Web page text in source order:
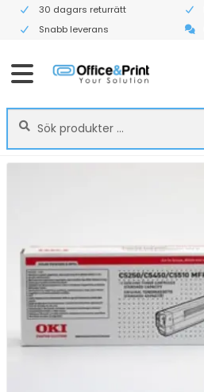
30 dagars returrätt
Snabb leverans
Sök
efter:
Sök